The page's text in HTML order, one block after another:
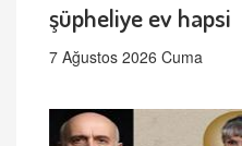
şüpheliye ev hapsi
7 Ağustos 2026 Cuma